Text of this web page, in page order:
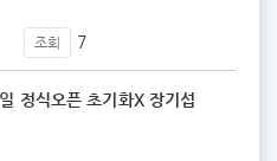
조회 7
정식오픈 초기화X 장기섭